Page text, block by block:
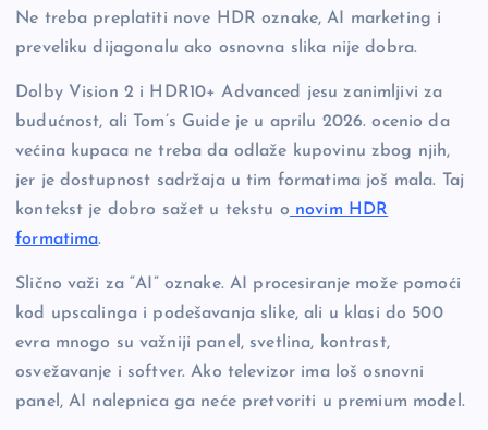
Ne treba preplatiti nove HDR oznake, AI marketing i
preveliku dijagonalu ako osnovna slika nije dobra.
Dolby Vision 2 i HDR10+ Advanced jesu zanimljivi za
budućnost, ali Tom’s Guide je u aprilu 2026. ocenio da
većina kupaca ne treba da odlaže kupovinu zbog njih,
jer je dostupnost sadržaja u tim formatima još mala. Taj
kontekst je dobro sažet u tekstu o novim HDR
formatima.
Slično važi za “AI” oznake. AI procesiranje može pomoći
kod upscalinga i podešavanja slike, ali u klasi do 500
evra mnogo su važniji panel, svetlina, kontrast,
osvežavanje i softver. Ako televizor ima loš osnovni
panel, AI nalepnica ga neće pretvoriti u premium model.